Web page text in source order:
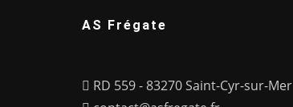
AS Frégate
RD 559 - 83270 Saint-Cyr-sur-Mer